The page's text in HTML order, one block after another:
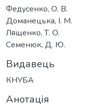
Федусенко, О. В.
Доманецька, І. М.
Лященко, Т. О.
Семенюк, Д. Ю.
Видавець
КНУБА
Анотація